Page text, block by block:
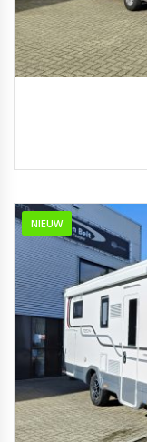
NIEUW